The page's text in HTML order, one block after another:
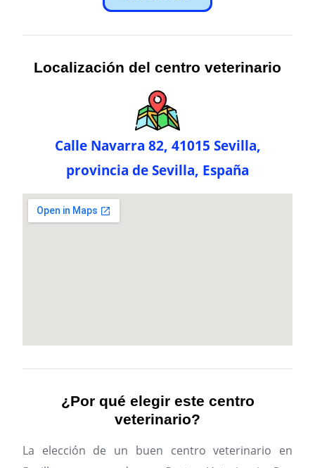
Localización del centro veterinario
Calle Navarra 82, 41015 Sevilla,
provincia de Sevilla, España
¿Por qué elegir este centro
veterinario?
La elección de un buen centro veterinario en